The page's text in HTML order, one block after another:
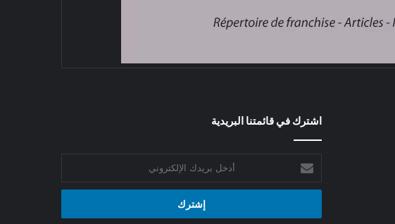
اشترك في قائمتنا البريدية
بريدك
الإلكتروني